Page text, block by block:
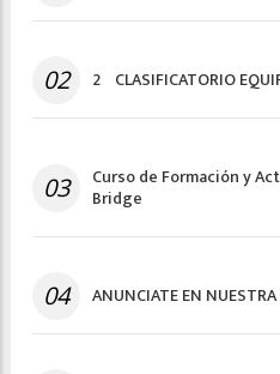
02 2º CLASIFICATORIO
03 Curso de Formación y
Bridge
04 ANUNCIATE EN